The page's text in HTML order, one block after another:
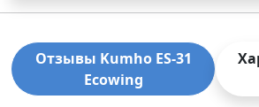
Отзывы Kumho ES-31
Ecowing